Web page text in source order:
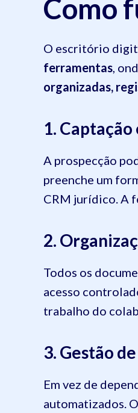
Como
O escritório
ferramentas ,
organizadas,
1.
A prospecção
preenche um
CRM jurídico. A
2.
Todos os
acesso
trabalho do
3. Gestão
Em vez de
automatizados.